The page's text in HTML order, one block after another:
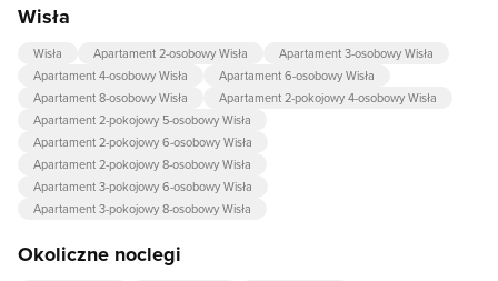
Wisła
Wisła Apartament 2-osobowy Wisła
Apartament 3-osobowy Wisła
Apartament 4-osobowy Wisła
Apartament 6-osobowy Wisła
Apartament 8-osobowy Wisła
Apartament 2-pokojowy 4-osobowy Wisła
Apartament 2-pokojowy 5-osobowy Wisła
Apartament 2-pokojowy 6-osobowy Wisła
Apartament 2-pokojowy 8-osobowy Wisła
Apartament 3-pokojowy 6-osobowy Wisła
Apartament 3-pokojowy 8-osobowy Wisła
Okoliczne noclegi